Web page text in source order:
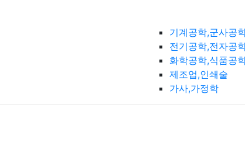
기계공학,군사공
전기공학,전자공
화학공학,식품공
제조업,인쇄술
가사,가정학